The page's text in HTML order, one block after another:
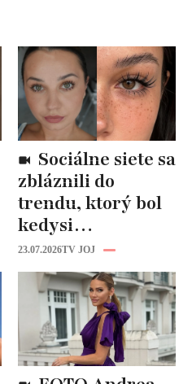
zbláznili do
trendu, ktorý bol
kedysi
katastrofou:
„Mušie nohy“ sú
späť!
23.07.2026TV JOJ